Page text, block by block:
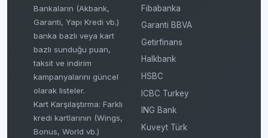
Bankaların (Akbank,
Garanti, Yapı Kredi vb.)
banka bazlı veya kart
bazlı sunduğu puan,
taksit ve indirim
kampanyalarını güncel
olarak listeler.
Kart Karşılaştırma: Farklı
kredi kartlarının (Wings,
Bonus, World vb.)
Fibabanka
Garanti BBVA
Getirfinans
Halkbank
HSBC
ICBC Turkey
ING Bank
Kuveyt Türk